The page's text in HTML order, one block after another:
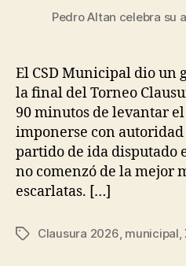
Pedro Altan celebra su
El CSD Municipal dio un
la final del Torneo
90 minutos de levantar
imponerse con autoridad
partido de ida disputado
no comenzó de la mejor
escarlatas. […]
TagsClausura 2026, municipal,